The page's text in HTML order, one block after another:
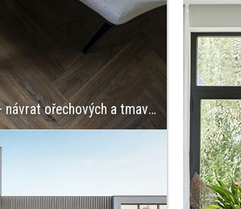
THERDEX: Nové trendy v podlahách – návrat ořechových a tmavých teplých odstínů